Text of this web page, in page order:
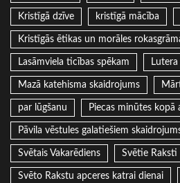
Kristīgā dzīve kristīgā mācība
Kristīgās ētikas un morāles
Lasāmviela ticības spēkam
Mazā katehisma skaidrojums
par lūgšanu Piecas minūtes kopā
Pāvila vēstules galatiešiem
Svētais Vakarēdiens Svētie Raksti
Svēto Rakstu apceres katrai dienai